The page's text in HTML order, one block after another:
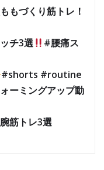
もづくり筋トレ！
チ3選
#腰痛ス
#shorts #routine
ーミングアップ動
筋トレ3選